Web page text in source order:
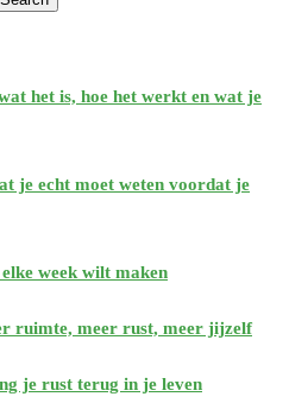
het is, hoe het werkt en wat je
je echt moet weten voordat je
week wilt maken
ruimte, meer rust, meer jijzelf
je rust terug in je leven